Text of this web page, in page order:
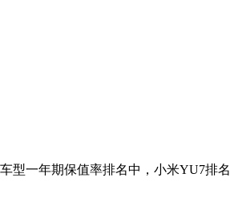
型一年期保值率排名中，小米YU7排名